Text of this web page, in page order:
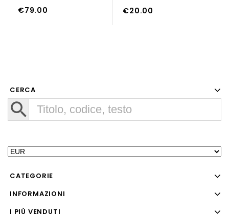
€79.00 €20.00
AL CARRELLO
CERCA
CATEGORIE
INFORMAZIONI
I PIÙ VENDUTI